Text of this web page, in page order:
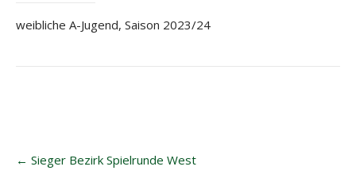
weibliche A-Jugend, Saison 2023/24
navigation
← Sieger Bezirk Spielrunde West